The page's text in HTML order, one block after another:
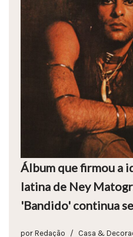
Álbum que firmou a
latina de Ney
'Bandido' continua
por Redação Casa &